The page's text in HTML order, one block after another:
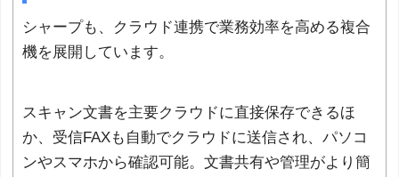
シャープも、クラウド連携で業務効率を高める複合
機を展開しています。
スキャン文書を主要クラウドに直接保存できるほ
か、受信FAXも自動でクラウドに送信され、パソコ
ンやスマホから確認可能。文書共有や管理がより簡